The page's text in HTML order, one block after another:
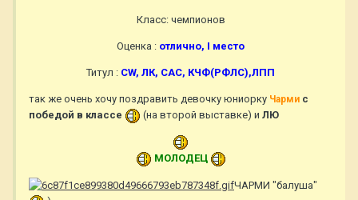
Класс: чемпионов
Оценка : отлично, I место
Титул : СW, ЛК, САС, КЧФ(РФЛС),ЛПП
так же очень хочу поздравить девочку юниорку Чарми с
победой в классе
(на второй выставке) и ЛЮ
МОЛОДЕЦ
ЧАРМИ "балуша"